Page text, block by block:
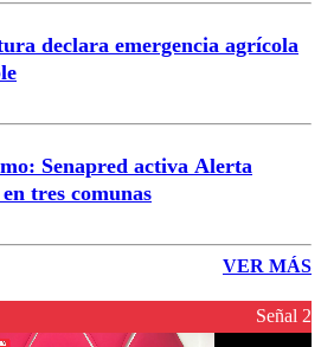
declara emergencia agrícola
Senapred activa Alerta
tres comunas
VER MÁS
Señal 2